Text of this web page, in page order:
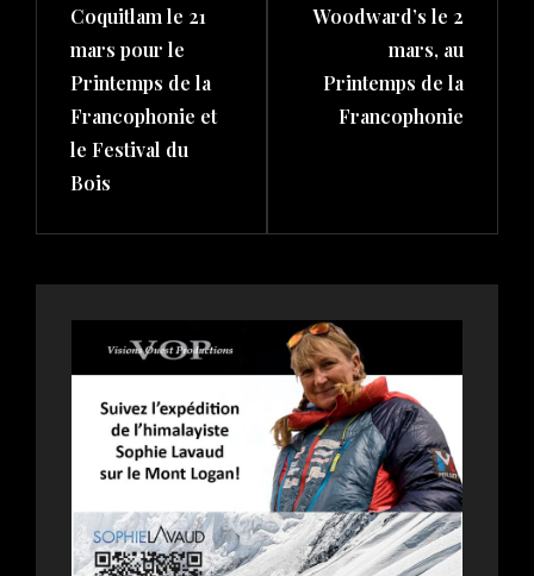
Coquitlam le 21
mars pour le
Printemps de la
Francophonie et
le Festival du
Bois
Woodward’s le 2
mars, au
Printemps de la
Francophonie